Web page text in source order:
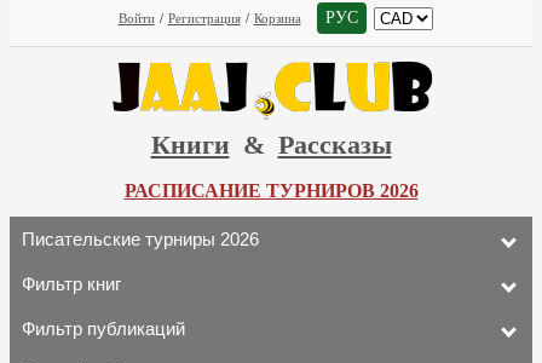
Войти / Регистрация / Корзина РУС
Книги & Рассказы
РАСПИСАНИЕ ТУРНИРОВ 2026
Писательские турниры 2026
Фильтр книг
Фильтр публикаций